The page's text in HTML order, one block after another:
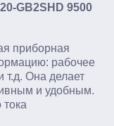
GB2SHD 9500
приборная
рабочее
т.д. Она делает
и удобным.